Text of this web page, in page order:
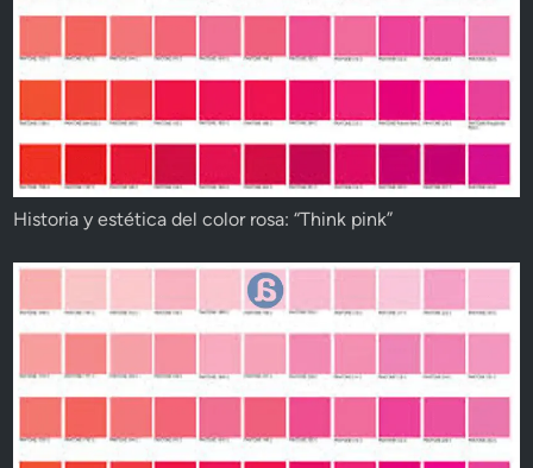
Historia y estética del color rosa: “Think pink”